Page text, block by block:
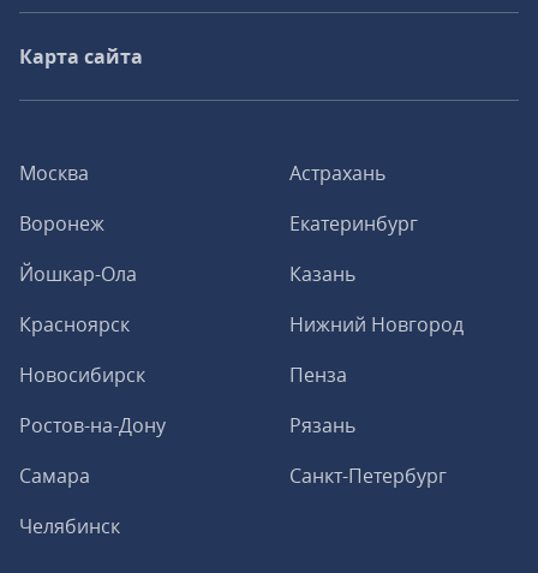
Москва
Астрахань
Воронеж
Екатеринбург
Йошкар-Ола
Казань
Красноярск
Нижний Новгород
Новосибирск
Пенза
Ростов-на-Дону
Рязань
Самара
Санкт-Петербург
Челябинск
Карта сайта